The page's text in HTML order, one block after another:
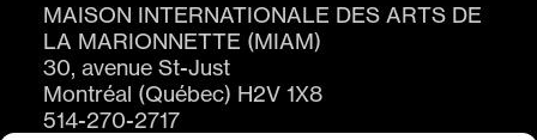
MAISON INTERNATIONALE DES ARTS DE
LA MARIONNETTE (MIAM)
30, avenue St-Just
Montréal (Québec) H2V 1X8
514-270-2717